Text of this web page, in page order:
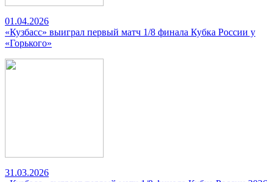
01.04.2026
«Кузбасс» выиграл первый матч 1/8 финала Кубка России у
«Горького»
31.03.2026